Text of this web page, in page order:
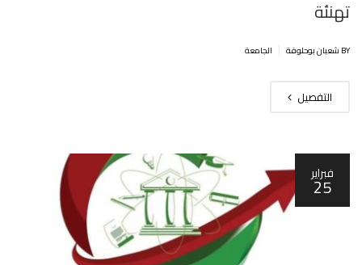
تهنئة
BY شعبان بوحلوفة الجامعة
التفصيل
فبراير
25